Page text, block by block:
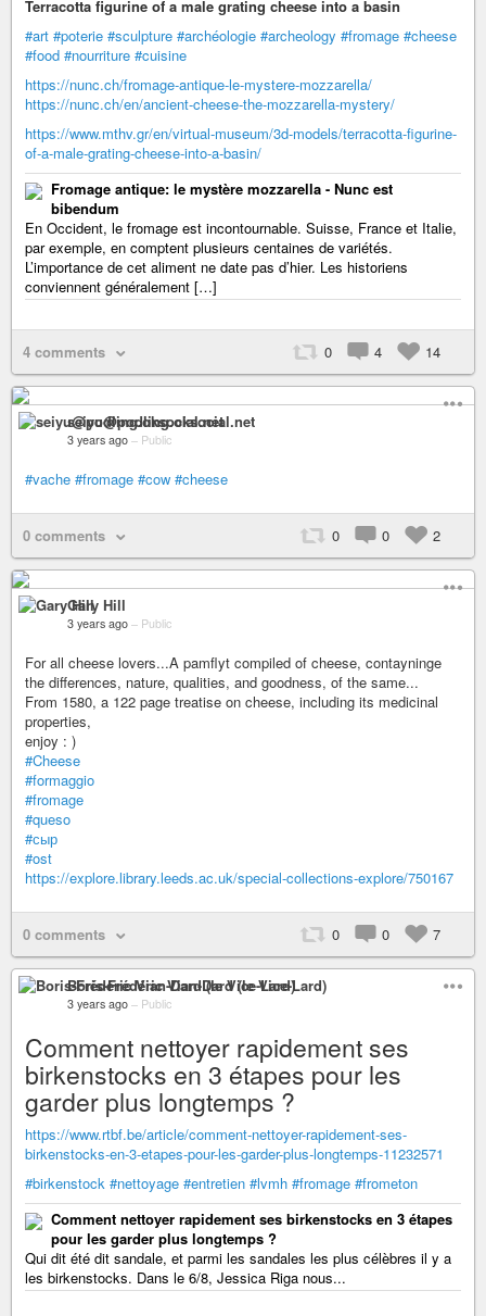
Terracotta figurine of a male grating cheese into a basin
#art #poterie #sculpture #archéologie #archeology #fromage #cheese
#food #nourriture #cuisine
https://nunc.ch/fromage-antique-le-mystere-mozzarella/
https://nunc.ch/en/ancient-cheese-the-mozzarella-mystery/
https://www.mthv.gr/en/virtual-museum/3d-models/terracotta-figurine-
of-a-male-grating-cheese-into-a-basin/
Fromage antique: le mystère mozzarella - Nunc est
bibendum
En Occident, le fromage est incontournable. Suisse, France et Italie,
par exemple, en comptent plusieurs centaines de variétés.
L’importance de cet aliment ne date pas d’hier. Les historiens
conviennent généralement […]
4 comments 0 4 14
seiyu@podling.oksocial.net
3 years ago – Public
#vache #fromage #cow #cheese
0 comments 0 0 2
Gary Hill
3 years ago – Public
For all cheese lovers...A pamflyt compiled of cheese, contayninge
the differences, nature, qualities, and goodness, of the same...
From 1580, a 122 page treatise on cheese, including its medicinal
properties,
enjoy : )
#Cheese
#formaggio
#fromage
#queso
#сыр
#ost
https://explore.library.leeds.ac.uk/special-collections-explore/750167
0 comments 0 0 7
Boris-Frédéric Vian-Dard (le Vice-Lard)
3 years ago – Public
Comment nettoyer rapidement ses
birkenstocks en 3 étapes pour les
garder plus longtemps ?
https://www.rtbf.be/article/comment-nettoyer-rapidement-ses-
birkenstocks-en-3-etapes-pour-les-garder-plus-longtemps-11232571
#birkenstock #nettoyage #entretien #lvmh #fromage #frometon
Comment nettoyer rapidement ses birkenstocks en 3 étapes
pour les garder plus longtemps ?
Qui dit été dit sandale, et parmi les sandales les plus célèbres il y a
les birkenstocks. Dans le 6/8, Jessica Riga nous...